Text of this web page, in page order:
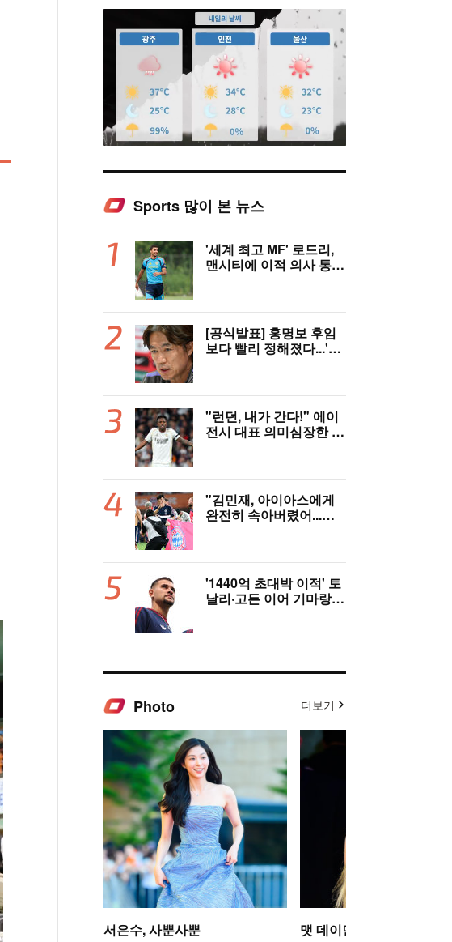
Sports 많이 본 뉴스
'세계 최고 MF' 로드리,
맨시티에 이적 의사 통
까지
[공식발표] 홍명보 후임
보다 빨리 정해졌다...'이
월 A매치 에콰도르·우루
과이와 2연전
"런던, 내가 간다!" 에이
전시 대표 의미심장한 예
"김민재, 아이아스에게
완전히 속아버렸어...어
'1440억 초대박 이적' 토
날리·고든 이어 기마랑이
Photo 더보기
서은수, 사뿐사뿐 맷 데이먼 딸, 인형 미모